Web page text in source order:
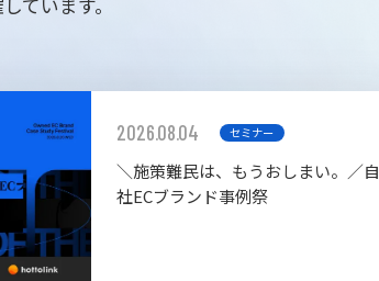
ています。
2026.08.04 セミナー
＼施策難民は、もうおしまい。／自
社ECブランド事例祭